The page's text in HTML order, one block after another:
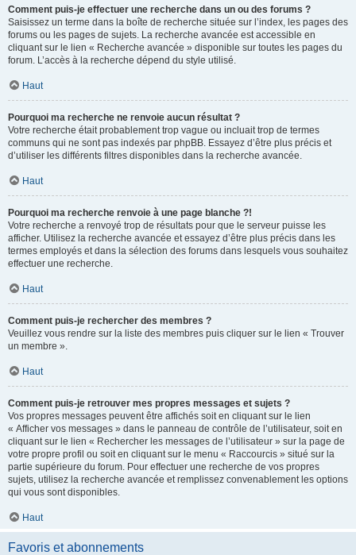
Comment puis-je effectuer une recherche dans un ou des forums ?
Saisissez un terme dans la boîte de recherche située sur l’index, les pages des
forums ou les pages de sujets. La recherche avancée est accessible en
cliquant sur le lien « Recherche avancée » disponible sur toutes les pages du
forum. L’accès à la recherche dépend du style utilisé.
Haut
Pourquoi ma recherche ne renvoie aucun résultat ?
Votre recherche était probablement trop vague ou incluait trop de termes
communs qui ne sont pas indexés par phpBB. Essayez d’être plus précis et
d’utiliser les différents filtres disponibles dans la recherche avancée.
Haut
Pourquoi ma recherche renvoie à une page blanche ?!
Votre recherche a renvoyé trop de résultats pour que le serveur puisse les
afficher. Utilisez la recherche avancée et essayez d’être plus précis dans les
termes employés et dans la sélection des forums dans lesquels vous souhaitez
effectuer une recherche.
Haut
Comment puis-je rechercher des membres ?
Veuillez vous rendre sur la liste des membres puis cliquer sur le lien « Trouver
un membre ».
Haut
Comment puis-je retrouver mes propres messages et sujets ?
Vos propres messages peuvent être affichés soit en cliquant sur le lien
« Afficher vos messages » dans le panneau de contrôle de l’utilisateur, soit en
cliquant sur le lien « Rechercher les messages de l’utilisateur » sur la page de
votre propre profil ou soit en cliquant sur le menu « Raccourcis » situé sur la
partie supérieure du forum. Pour effectuer une recherche de vos propres
sujets, utilisez la recherche avancée et remplissez convenablement les options
qui vous sont disponibles.
Haut
Favoris et abonnements